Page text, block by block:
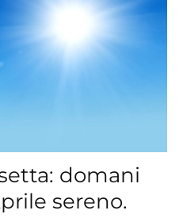
domani
sereno.